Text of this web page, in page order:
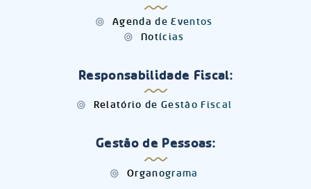
Agenda de Eventos
Notícias
Responsabilidade Fiscal:
Relatório de Gestão Fiscal
Gestão de Pessoas:
Organograma